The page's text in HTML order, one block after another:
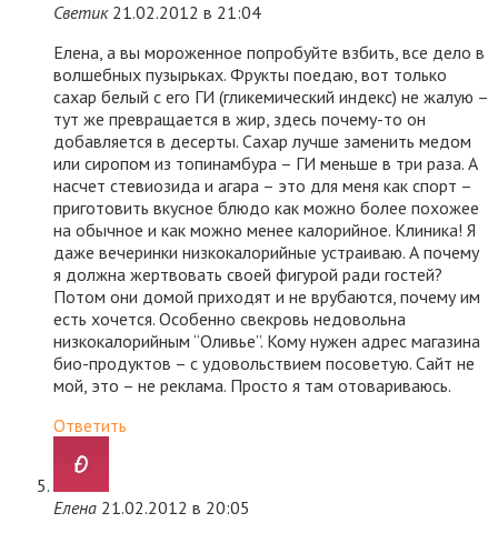
Светик 21.02.2012 в 21:04
Елена, а вы мороженное попробуйте взбить, все дело в
волшебных пузырьках. Фрукты поедаю, вот только
сахар белый с его ГИ (гликемический индекс) не жалую –
тут же превращается в жир, здесь почему-то он
добавляется в десерты. Сахар лучше заменить медом
или сиропом из топинамбура – ГИ меньше в три раза. А
насчет стевиозида и агара – это для меня как спорт –
приготовить вкусное блюдо как можно более похожее
на обычное и как можно менее калорийное. Клиника! Я
даже вечеринки низкокалорийные устраиваю. А почему
я должна жертвовать своей фигурой ради гостей?
Потом они домой приходят и не врубаются, почему им
есть хочется. Особенно свекровь недовольна
низкокалорийным “Оливье”. Кому нужен адрес магазина
био-продуктов – с удовольствием посоветую. Сайт не
мой, это – не реклама. Просто я там отовариваюсь.
Ответить
Елена 21.02.2012 в 20:05